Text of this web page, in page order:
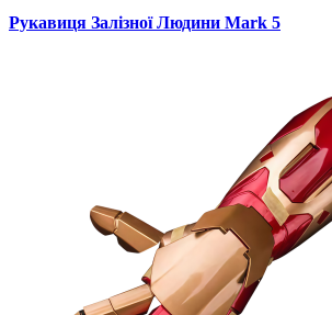
Рукавиця Залізної Людини Mark 5